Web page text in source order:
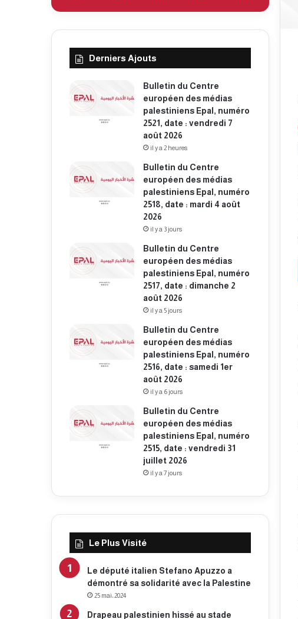
Derniers Ajouts
Bulletin du Centre
européen des médias
palestiniens Epal, numéro
2521, date : vendredi 7
août 2026
il y a 2 heures
Bulletin du Centre
européen des médias
palestiniens Epal, numéro
2518, date : mardi 4 août
2026
il y a 3 jours
Bulletin du Centre
européen des médias
palestiniens Epal, numéro
2517, date : dimanche 2
août 2026
il y a 5 jours
Bulletin du Centre
européen des médias
palestiniens Epal, numéro
2516, date : samedi 1er
août 2026
il y a 6 jours
Bulletin du Centre
européen des médias
palestiniens Epal, numéro
2515, date : vendredi 31
juillet 2026
il y a 7 jours
Le Plus Visité
Le député italien Stefano Apuzzo a
démontré sa solidarité avec la Palestine
25 mai، 2024
Drapeau palestinien hissé au stade